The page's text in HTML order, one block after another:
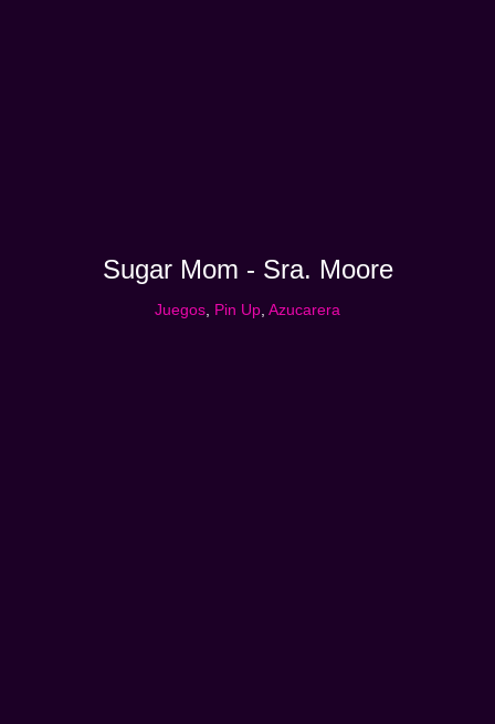
Sugar Mom - Sra. Moore
Juegos, Pin Up, Azucarera